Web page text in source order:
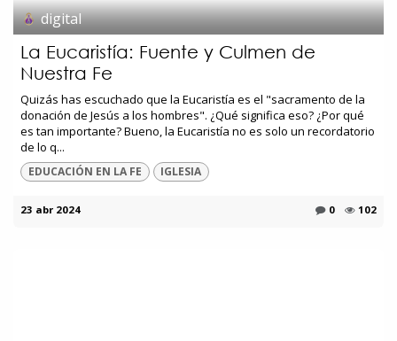
digital
La Eucaristía: Fuente y Culmen de
Nuestra Fe
Quizás has escuchado que la Eucaristía es el "sacramento de la
donación de Jesús a los hombres". ¿Qué significa eso? ¿Por qué
es tan importante? Bueno, la Eucaristía no es solo un recordatorio
de lo q...
EDUCACIÓN EN LA FE IGLESIA
23 abr 2024 0 102